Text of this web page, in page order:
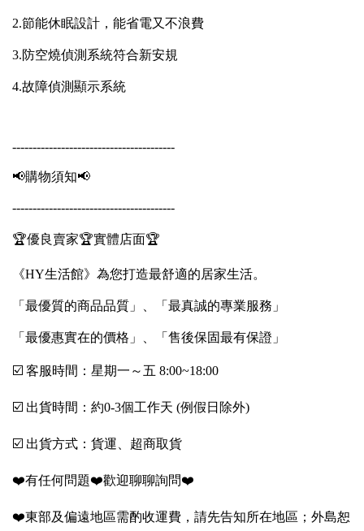
2.節能休眠設計，能省電又不浪費
3.防空燒偵測系統符合新安規
4.故障偵測顯示系統
----------------------------------------
📢購物須知📢
----------------------------------------
🏆優良賣家🏆實體店面🏆
《HY生活館》為您打造最舒適的居家生活。
「最優質的商品品質」、「最真誠的專業服務」
「最優惠實在的價格」、「售後保固最有保證」
☑️ 客服時間：星期一～五 8:00~18:00
☑️ 出貨時間：約0-3個工作天 (例假日除外)
☑️ 出貨方式：貨運、超商取貨
❤️有任何問題❤️歡迎聊聊詢問❤️
❤️東部及偏遠地區需酌收運費，請先告知所在地區；外島恕